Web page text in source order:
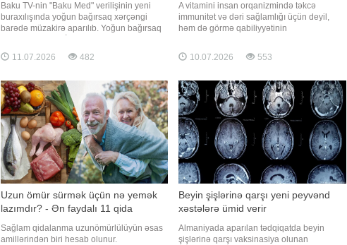
Baku TV-nin "Baku Med" verilişinin yeni
buraxılışında yoğun bağırsaq xərçəngi
barədə müzakirə aparılıb. Yoğun bağırsaq
yaranma riskini artırırmı?. Qidalanma yoğun
bağırsaq xərçənginə necə təsir edir?. Bütün
11.07.2026 482
A vitamini insan orqanizmində təkcə
immunitet və dəri sağlamlığı üçün deyil,
həm də görmə qabiliyyətinin
Alimlərin son araşdırması göstərib ki, bu
vitaminin törəmələri insanın hələ ana
yaranmasına birbaşa təsir edir. -in
məlumatın
10.07.2026 553
Uzun ömür sürmək üçün nə yemək
lazımdır? - Ən faydalı 11 qida
Sağlam qidalanma uzunömürlülüyün əsas
amillərindən biri hesab olunur.
Beyin şişlərinə qarşı yeni peyvənd
xəstələrə ümid verir
Almaniyada aparılan tədqiqatda beyin
şişlərinə qarşı vaksinasiya olunan